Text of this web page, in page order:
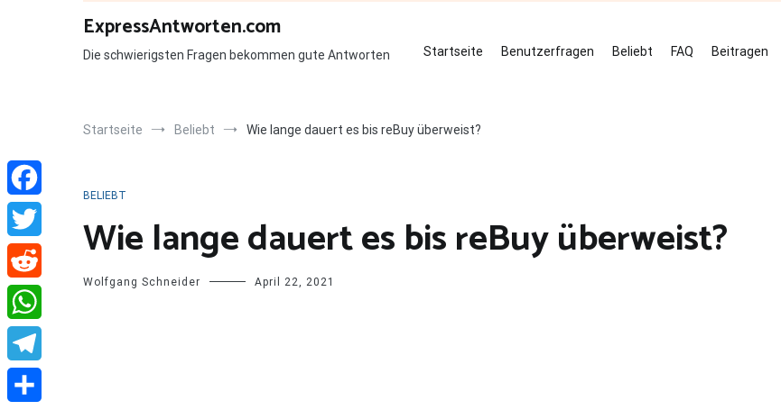
ExpressAntworten.com
Die schwierigsten Fragen bekommen gute Antworten Startseite Benutzerfragen Beliebt FAQ Beitragen
Startseite Beliebt Wie lange dauert es bis reBuy überweist?
BELIEBT
Wie lange dauert es bis reBuy überweist?
Wolfgang Schneider April 22, 2021
Facebook
Twitter
Reddit
WhatsApp
Telegram